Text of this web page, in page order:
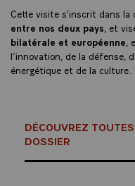
Cette visite s’inscrit dans la
entre nos deux pays, et
bilatérale et européenne,
l’innovation, de la défense,
énergétique et de la culture.
DÉCOUVREZ
DOSSIER